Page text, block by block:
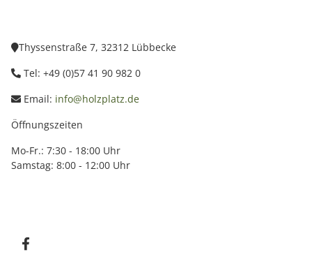
Thyssenstraße 7, 32312 Lübbecke
Tel: +49 (0)57 41 90 982 0
Email: info@holzplatz.de
Öffnungszeiten
Mo-Fr.: 7:30 - 18:00 Uhr
Samstag: 8:00 - 12:00 Uhr